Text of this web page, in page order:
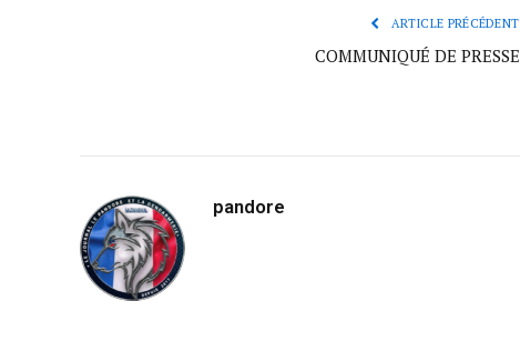
ARTICLE PRÉCÉDENT
COMMUNIQUÉ DE PRESSE
pandore